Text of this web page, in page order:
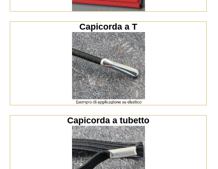
Capicorda a T
Capicorda a tubetto